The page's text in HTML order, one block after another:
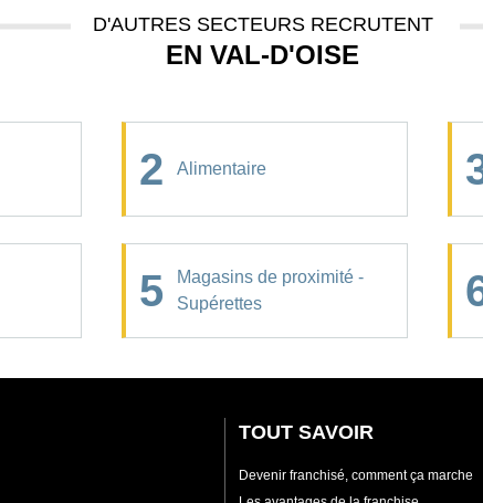
D'AUTRES SECTEURS RECRUTENT
EN VAL-D'OISE
2 Alimentaire
5
Magasins de proximité -
Supérettes
TOUT SAVOIR
Devenir franchisé, comment ça marche